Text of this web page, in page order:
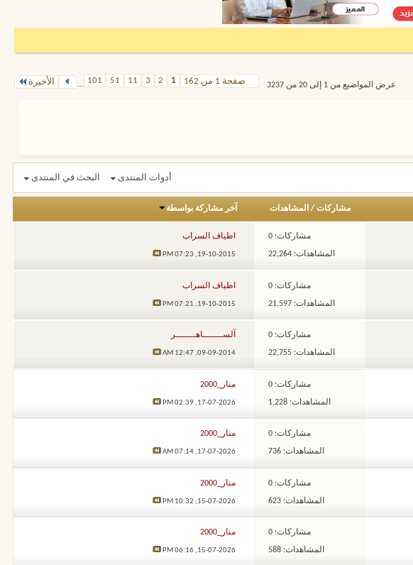
صفحة 1 من 162 1
2
3
11
51
101
... الأخيرة عرض المواضيع من 1 إلى 20 من 3237
أدوات المنتدى البحث في المنتدى
مشاركات/ المشاهدات آخر مشاركة بواسطة
مشاركات: 0
المشاهدات: 22,264
اطياف السراب
19-10-2015,
07:23 PM
مشاركات: 0
المشاهدات: 21,597
اطياف السراب
19-10-2015,
07:21 PM
مشاركات: 0
المشاهدات: 22,755
آلســـــــاهـــــــر
09-09-2014,
12:47 AM
مشاركات: 0
المشاهدات: 1,228
منار_2000
17-07-2026,
02:39 PM
مشاركات: 0
المشاهدات: 736
منار_2000
17-07-2026,
07:14 AM
مشاركات: 0
المشاهدات: 623
منار_2000
15-07-2026,
10:32 PM
مشاركات: 0
المشاهدات: 588
منار_2000
15-07-2026,
06:16 PM